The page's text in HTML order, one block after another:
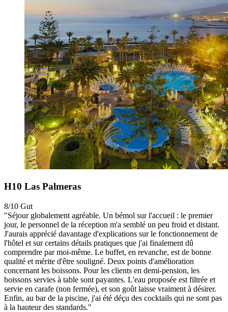
H10 Las Palmeras
8/10 Gut
"Séjour globalement agréable. Un bémol sur l'accueil : le premier
jour, le personnel de la réception m'a semblé un peu froid et distant.
J'aurais apprécié davantage d'explications sur le fonctionnement de
l'hôtel et sur certains détails pratiques que j'ai finalement dû
comprendre par moi-même. Le buffet, en revanche, est de bonne
qualité et mérite d'être souligné. Deux points d'amélioration
concernant les boissons. Pour les clients en demi-pension, les
boissons servies à table sont payantes. L'eau proposée est filtrée et
servie en carafe (non fermée), et son goût laisse vraiment à désirer.
Enfin, au bar de la piscine, j'ai été déçu des cocktails qui ne sont pas
à la hauteur des standards."